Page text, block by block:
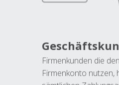
Firmenkunden die
Firmenkonto nutzen,